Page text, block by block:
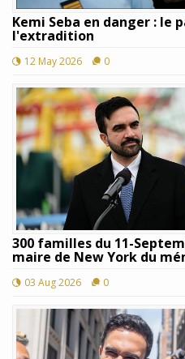
Kemi Seba en danger : le
l'extradition
12 May 2026 0
300 familles du 11-
maire de New York du
03 Aug 2026 0